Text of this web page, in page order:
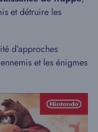
et détruire les
d’approches
et les énigmes